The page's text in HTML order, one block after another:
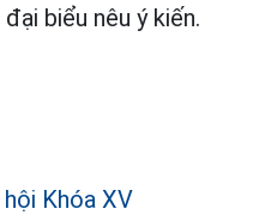
biểu nêu ý kiến.
Khóa XV